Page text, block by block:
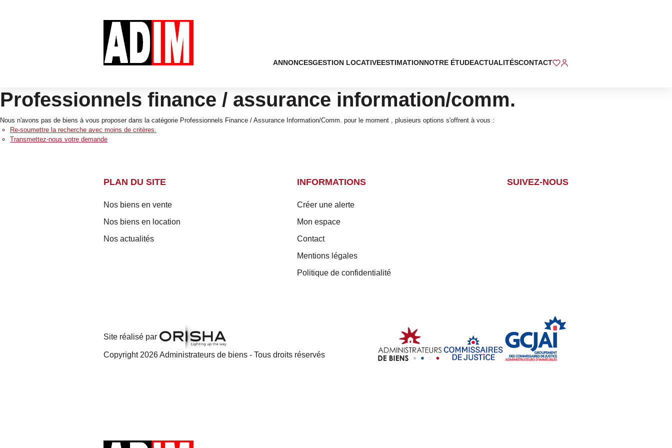
ANNONCESGESTION LOCATIVEESTIMATIONNOTRE ÉTUDEACTUALITÉSCONTACT
Professionnels finance / assurance information/comm.
Nous n'avons pas de biens à vous proposer dans la catégorie Professionnels Finance / Assurance Information/Comm. pour le moment , plusieurs options s'offrent à vous :
Re-soumettre la recherche avec moins de critères.
Transmettez-nous votre demande
PLAN DU SITE
Nos biens en vente
Nos biens en location
Nos actualités
INFORMATIONS
Créer une alerte
Mon espace
Contact
Mentions légales
Politique de confidentialité
SUIVEZ-NOUS
Site réalisé par
Copyright 2026 Administrateurs de biens - Tous droits réservés